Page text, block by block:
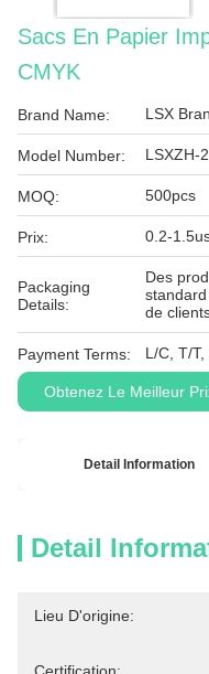
Sacs En Papier
CMYK
Brand Name: LSX
Model Number: LSXZH-
MOQ: 500pcs
Prix: 0.2-
Packaging
Details:
Des
de
Payment Terms: L/C, T/
Obtenez Le Meilleur
Detail Information
Detail
Lieu D'origine: